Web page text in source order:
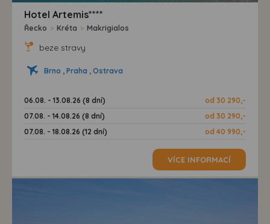
Hotel Artemis****
Řecko > Kréta > Makrigialos
beze stravy
Brno , Praha , Ostrava
06.08. - 13.08.26 (8 dní)
od 30 290,-
07.08. - 14.08.26 (8 dní)
od 30 290,-
07.08. - 18.08.26 (12 dní)
od 40 990,-
VÍCE INFORMACÍ